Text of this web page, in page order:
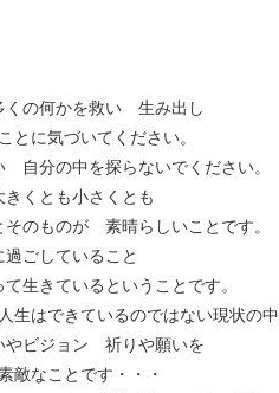
の何かを救い 生み出し
に気づいてください。
の中を探らないでください。
くとも小さくとも
のものが 素晴らしいことです。
ごしていること
きているということです。
はできているのではない現状の中
ビジョン 祈りや願いを
なことです・・・